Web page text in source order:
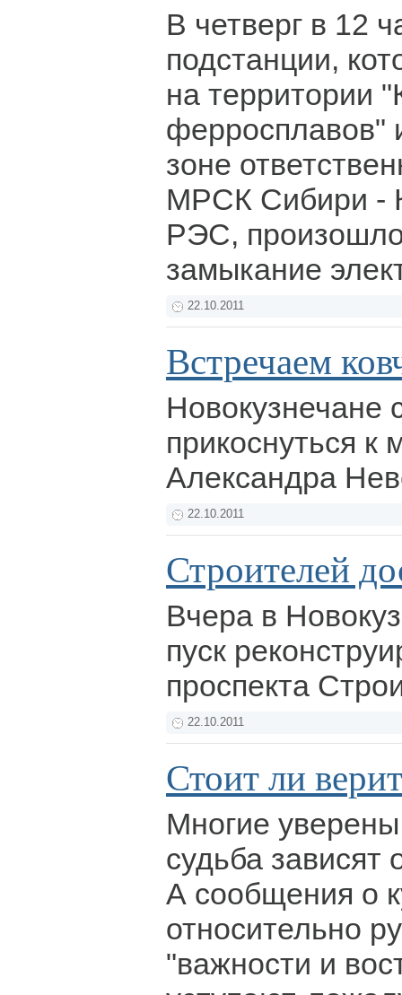
В четверг в 12
подстанции,
на территории
ферросплавов"
зоне
МРСК Сибири -
РЭС, произошло
замыкание
22.10.2011
Встречаем
Новокузнечане
прикоснуться
Александра
22.10.2011
Строителей
Вчера в
пуск
проспекта
22.10.2011
Стоит ли
Многие
судьба зависят
А сообщения о
относительно
"важности и